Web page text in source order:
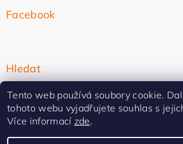
Facebook
Hledat
Tento web používá soubory cookie.
tohoto webu vyjadřujete souhlas s
Více informací zde.